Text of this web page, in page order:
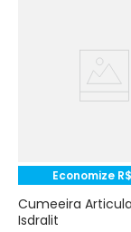
Economize R$
Cumeeira
Isdralit